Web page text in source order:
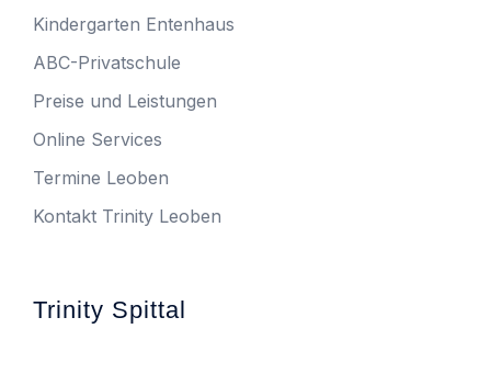
Kindergarten Entenhaus
ABC-Privatschule
Preise und Leistungen
Online Services
Termine Leoben
Kontakt Trinity Leoben
Trinity Spittal